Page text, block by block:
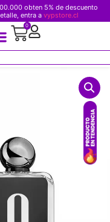
obten 5% de descuento
entra a vypstore.cl
0